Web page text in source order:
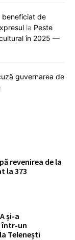
beneficiat de
la Peste
în 2025 —
guvernarea de
revenirea de la
la 373
și-a
într-un
Telenești